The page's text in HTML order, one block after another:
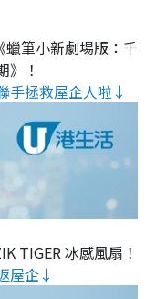
蠟筆小新劇場版：千
》！
手拯救屋企人啦↓
TIGER 冰感風扇！
屋企↓